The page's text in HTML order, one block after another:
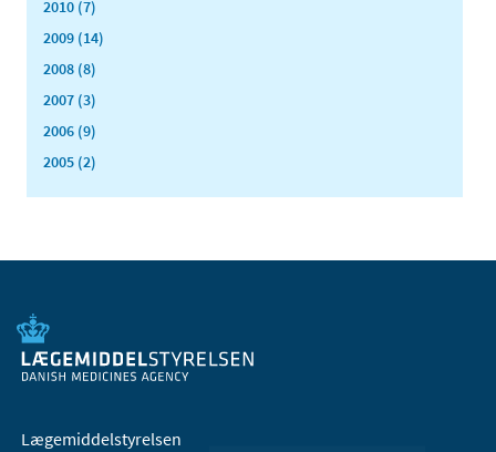
2010 (7)
2009 (14)
2008 (8)
2007 (3)
2006 (9)
2005 (2)
Lægemiddelstyrelsen